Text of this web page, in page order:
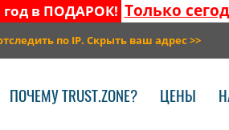
год в ПОДАРОК! Только
по IP. Скрыть ваш адрес >>
ПОЧЕМУ TRUST.ZONE? ЦЕНЫ